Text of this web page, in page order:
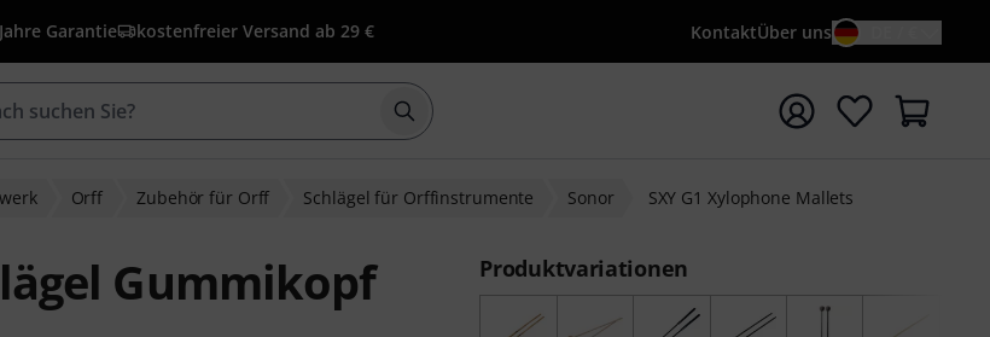
Garantie kostenfreier Versand ab 29 € KontaktÜber uns
Suche mit Suchwort {searchTerm} starten
Orff Zubehör für Orff Schlägel für Orffinstrumente Sonor SXY G1 Xylophone Mallets
Gummikopf
Produktvariationen